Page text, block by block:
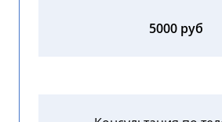
5000 руб